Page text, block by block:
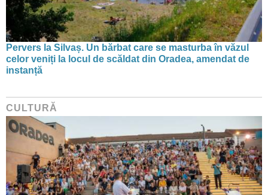
Pervers la Silvaș. Un bărbat care se masturba în văzul
celor veniți la locul de scăldat din Oradea, amendat de
instanță
CULTURĂ